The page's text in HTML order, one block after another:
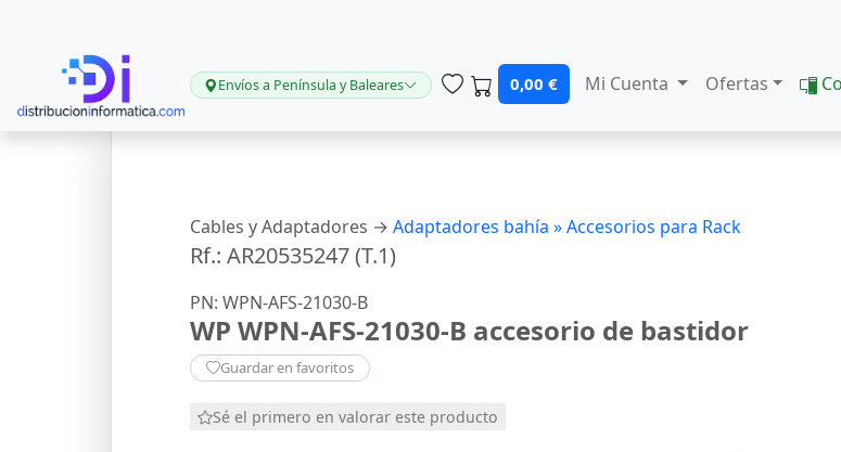
Envíos a Península y Baleares 0,00 € Mi Cuenta Ofertas
Cables y Adaptadores → Adaptadores bahía »Accesorios para Rack
Rf.: AR20535247 (T.1)
PN: WPN-AFS-21030-B
WP WPN-AFS-21030-B accesorio de bastidor
Guardar en favoritos
Sé el primero en valorar este producto